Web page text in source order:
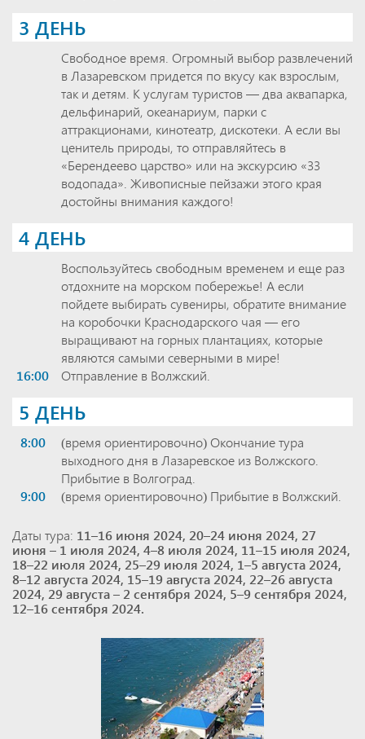
3 ДЕНЬ
Свободное время. Огромный выбор развлечений
в Лазаревском придется по вкусу как взрослым,
так и детям. К услугам туристов — два аквапарка,
дельфинарий, океанариум, парки с
аттракционами, кинотеатр, дискотеки. А если вы
ценитель природы, то отправляйтесь в
«Берендеево царство» или на экскурсию «33
водопада». Живописные пейзажи этого края
достойны внимания каждого!
4 ДЕНЬ
Воспользуйтесь свободным временем и еще раз
отдохните на морском побережье! А если
пойдете выбирать сувениры, обратите внимание
на коробочки Краснодарского чая — его
выращивают на горных плантациях, которые
являются самыми северными в мире!
16:00
Отправление в Волжский.
5 ДЕНЬ
8:00
(время ориентировочно) Окончание тура
выходного дня в Лазаревское из Волжского.
Прибытие в Волгоград.
9:00
(время ориентировочно) Прибытие в Волжский.
Даты тура: 11–16 июня 2024, 20–24 июня 2024, 27
июня – 1 июля 2024, 4–8 июля 2024, 11–15 июля 2024,
18–22 июля 2024, 25–29 июля 2024, 1–5 августа 2024,
8–12 августа 2024, 15–19 августа 2024, 22–26 августа
2024, 29 августа – 2 сентября 2024, 5–9 сентября 2024,
12–16 сентября 2024.